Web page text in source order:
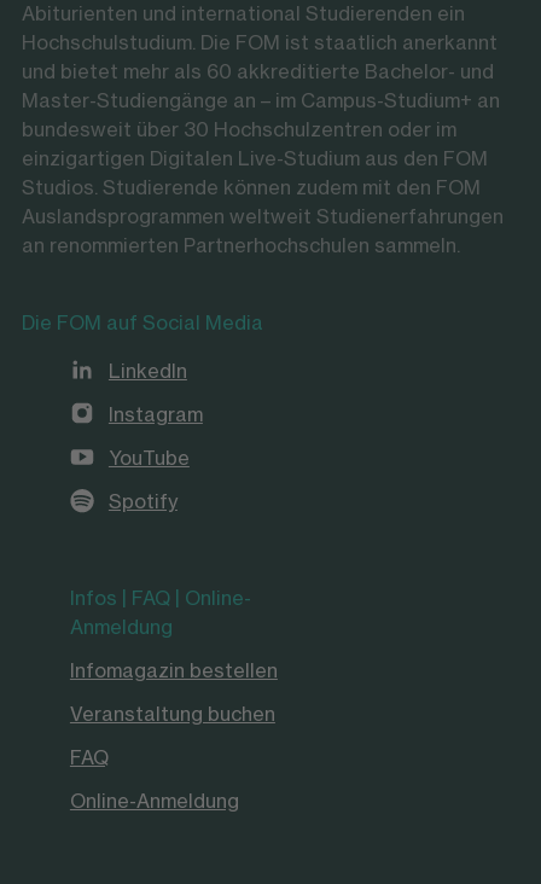
Abiturienten und international Studierenden ein
Hochschulstudium. Die FOM ist staatlich anerkannt
und bietet mehr als 60 akkreditierte Bachelor- und
Master-Studiengänge an – im Campus-Studium+ an
bundesweit über 30 Hochschulzentren oder im
einzigartigen Digitalen Live-Studium aus den FOM
Studios. Studierende können zudem mit den FOM
Auslandsprogrammen weltweit Studienerfahrungen
an renommierten Partnerhochschulen sammeln.
Die FOM auf Social Media
LinkedIn
Instagram
YouTube
Spotify
Infos | FAQ | Online-
Anmeldung
Infomagazin bestellen
Veranstaltung buchen
FAQ
Online-Anmeldung